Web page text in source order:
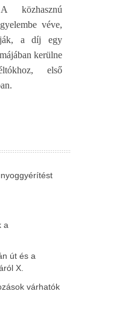
közhasznú
véve,
a díj egy
kerülne
első
a
út és a
X.
várhatók